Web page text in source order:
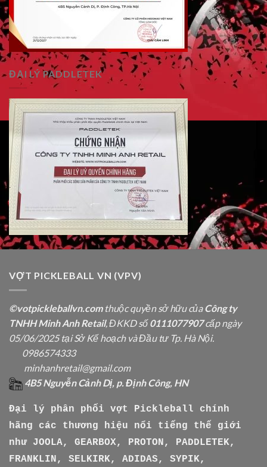
ĐẠI LÝ PADDLETEK
VỢT PICKLEBALL VN (VPV)
©votpickleballvn.comthuộc quyền sở hữu củaCông ty
TNHH Minh Anh Retail, ĐKKD số0111077907cấp ngày
05/06/2025 tại Sở Kế hoạch và Đầu tư Tp. Hà Nội.
0986574333
minhanhretail@gmail.com
4B5 Nguyễn Cảnh Dị, p. Định Công, HN
Đại lý phân phối vợt Pickleball chính
hãng các thương hiệu nổi tiếng thế giới
như
JOOLA, GEARBOX, PROTON, PADDLETEK,
FRANKLIN, SELKIRK, ADIDAS, SYPIK,